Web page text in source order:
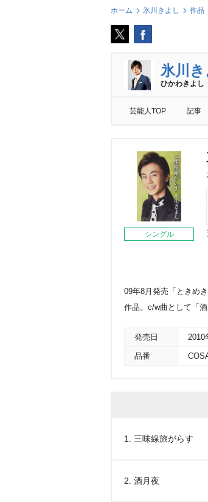
ホーム 氷川きよし 作品
氷川き
ひかわきよし
芸能人TOP 記事
シングル
09年8月発売「ときめ
作品。c/w曲として「酒
発売日 2010
品番
1. 三味線旅がらす
2. 酒月夜